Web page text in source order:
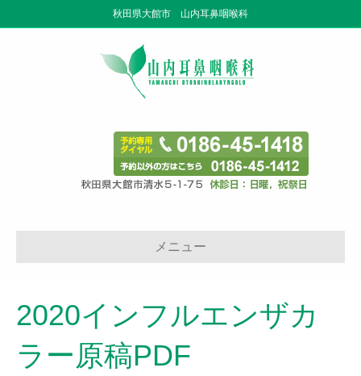
秋田県大館市 山内耳鼻咽喉科
メニュー
2020インフルエンザカ
ラー原稿PDF